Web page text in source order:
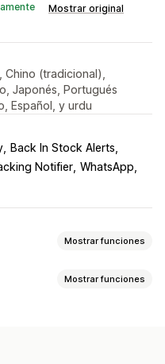
Mostrar original
Chino (tradicional),
Japonés, Portugués
Español, y urdu
Back In Stock Alerts
Notifier WhatsApp
Mostrar funciones
Mostrar funciones